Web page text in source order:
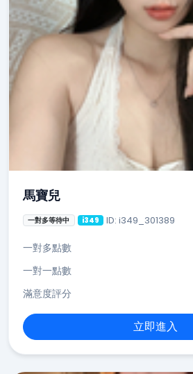
馬寶兒
一對多等待中 i349 ID: i349_301389
一對多點數
一對一點數
滿意度評分
立即進入